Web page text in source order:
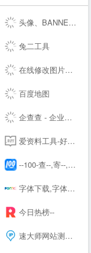
头像、BANNER、LOGO在线制作设计生成 - 朝夕网
兔二工具
在线修改图片大小尺寸；免费抠图照片处理工具 - 改图神器
百度地图
企查查 - 企业工商信息查询系统_查企业_查老板_查风险就上企查查!
爱资料工具-好用的在线工具箱
--100-查--,寄--,上--100
字体下载,字体大全,免费字体下载,在线字体|字客网
今日热榜--
速大师网站测速_IP地址归属地查询-免费IP查询API接口